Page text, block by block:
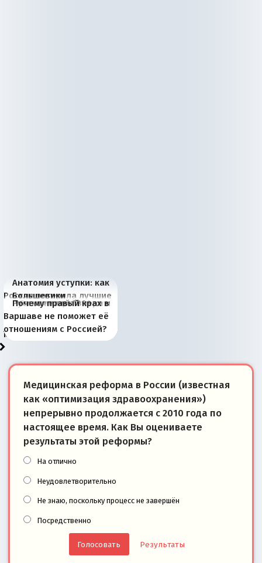
Анатомия уступки: как
Россия потеряла лучшие
рыбопромысловые
районы Баренцева
моря
Большевики
отличаются от «Яблока»
тем, что они -
победители
Киевская марионетка
Запада рассказала о
«переобувании» хозяев
В России назрели
перемены: 15 шагов к
суверенной экономике
Миграционный пожар
Европы
Россия начинает
сбрасывать балласт
Анкориджа
Россия зимой 1904
года: первые уступки во
внутренней политике
Русская нация вчера и
сегодня
Почему правый крах в
Варшаве не поможет её
отношениям с Россией?
Медицинская реформа в России (известная
как «оптимизация здравоохранения»)
непрерывно продолжается с 2010 года по
настоящее время. Как Вы оцениваете
результаты этой реформы?
На отлично
Неудовлетворительно
Не знаю, поскольку процесс не завершён
Посредственно
Результаты